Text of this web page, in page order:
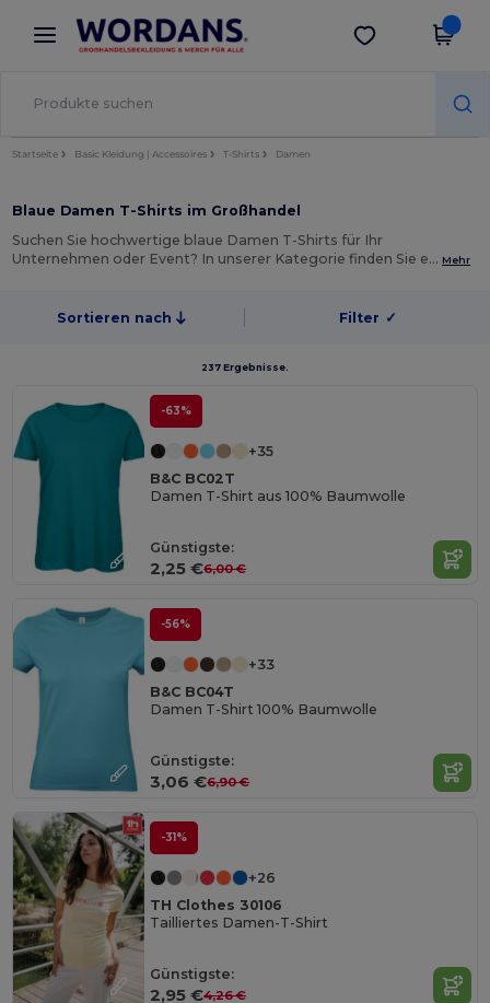
× Wordans App
Bessere Preise in der App!
App holen
Startseite Basic Kleidung | Accessoires T-Shirts Damen
Blaue Damen T-Shirts im Großhandel
Suchen Sie hochwertige blaue Damen T-Shirts für Ihr
Unternehmen oder Event? In unserer Kategorie finden Sie e… Mehr
Sortieren nach Filter ✓
237 Ergebnisse.
-63%
+35
B&C BC02T
Damen T-Shirt aus 100% Baumwolle
Günstigste:
2,25 €6,00 €
-56%
+33
B&C BC04T
Damen T-Shirt 100% Baumwolle
Günstigste:
3,06 €6,90 €
-31%
+26
TH Clothes 30106
Tailliertes Damen-T-Shirt
Günstigste:
2,95 €4,26 €